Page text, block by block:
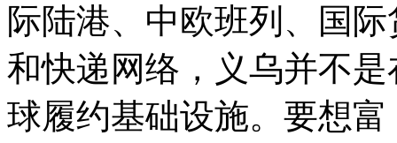
际陆港、中欧班列、国
和快递网络，义乌并不
球履约基础设施。要想